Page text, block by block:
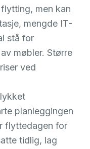
men kan
mengde IT-
stå for
møbler. Større
ved
planleggingen
flyttedagen for
tidlig, lag